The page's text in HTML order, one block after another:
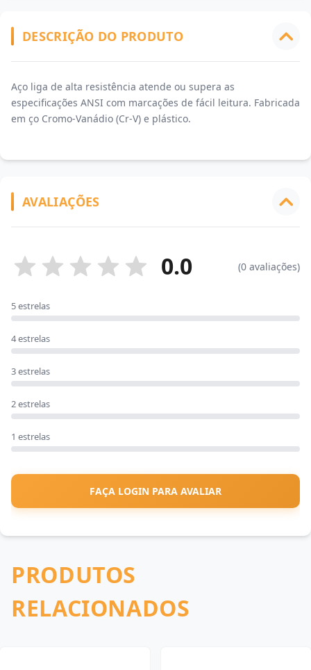
DESCRIÇÃO DO PRODUTO
Aço liga de alta resistência atende ou supera as
especificações ANSI com marcações de fácil leitura. Fabricada
em ço Cromo-Vanádio (Cr-V) e plástico.
AVALIAÇÕES
0.0 (0 avaliações)
5 estrelas
4 estrelas
3 estrelas
2 estrelas
1 estrelas
FAÇA LOGIN PARA AVALIAR
PRODUTOS
RELACIONADOS